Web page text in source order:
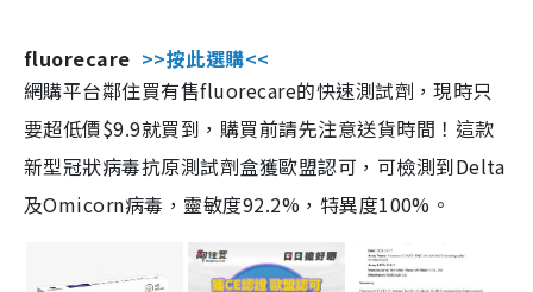
fluorecare >>按此選購<<
網購平台鄰住買有售fluorecare的快速測試劑，現時只
要超低價$9.9就買到，購買前請先注意送貨時間！這款
新型冠狀病毒抗原測試劑盒獲歐盟認可，可檢測到Delta
及Omicorn病毒，靈敏度92.2%，特異度100%。